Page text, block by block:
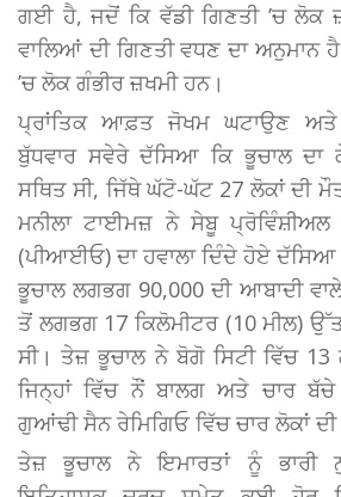
ਗਈ ਹੈ, ਜਦੋਂ ਕਿ ਵੱਡੀ ਗਿਣਤੀ ’ਚ ਲੋਕ
ਵਾਲਿਆਂ ਦੀ ਗਿਣਤੀ ਵਧਣ ਦਾ ਅਨੁਮਾਨ ਹੈ
’ਚ ਲੋਕ ਗੰਭੀਰ ਜ਼ਖਮੀ ਹਨ।
ਪ੍ਰਾਂਤਿਕ ਆਫ਼ਤ ਜੋਖਮ ਘਟਾਉਣ
ਬੁੱਧਵਾਰ ਸਵੇਰੇ ਦੱਸਿਆ ਕਿ ਭੂਚਾਲ ਦਾ
ਸਥਿਤ ਸੀ, ਜਿੱਥੇ ਘੱਟੋ-ਘੱਟ 27 ਲੋਕਾਂ ਦੀ
ਮਨੀਲਾ ਟਾਈਮਜ਼ ਨੇ ਸੇਬੂ
(ਪੀਆਈਓ) ਦਾ ਹਵਾਲਾ ਦਿੰਦੇ ਹੋਏ ਦੱਸਿਆ
ਭੂਚਾਲ ਲਗਭਗ 90,000 ਦੀ ਆਬਾਦੀ
ਤੋਂ ਲਗਭਗ 17 ਕਿਲੋਮੀਟਰ (10 ਮੀਲ)
ਸੀ। ਤੇਜ਼ ਭੂਚਾਲ ਨੇ ਬੋਗੋ ਸਿਟੀ ਵਿੱਚ
ਜਿਨ੍ਹਾਂ ਵਿੱਚ ਨੌਂ ਬਾਲਗ ਅਤੇ ਚਾਰ
ਗੁਆਂਢੀ ਸੈਨ ਰੇਮਿਗਿਓ ਵਿੱਚ ਚਾਰ ਲੋਕਾਂ
ਤੇਜ਼ ਭੂਚਾਲ ਨੇ ਇਮਾਰਤਾਂ ਨੂੰ ਭਾਰੀ